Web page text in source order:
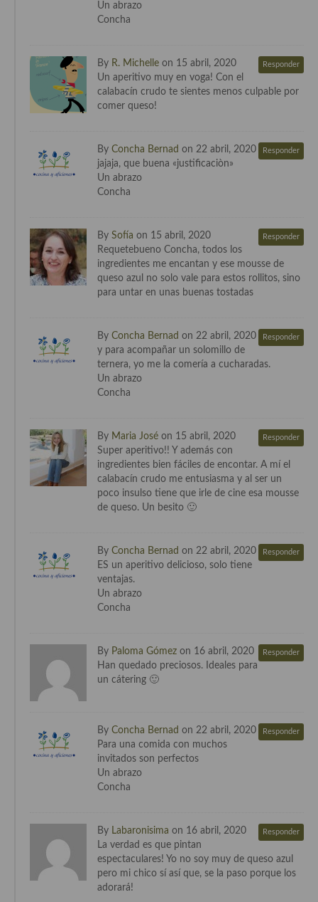
Cocina portuguesa
Cocina Sueca
Cocina Suiza
Un abrazo
Concha
By R. Michelle on 15 abril, 2020 Responder
Un aperitivo muy en voga! Con el
calabacín crudo te sientes menos culpable por
comer queso!
By Concha Bernad on 22 abril, 2020 Responder
jajaja, que buena «justificaciòn»
Un abrazo
Concha
By Sofía on 15 abril, 2020 Responder
Requetebueno Concha, todos los
ingredientes me encantan y ese mousse de
queso azul no solo vale para estos rollitos, sino
para untar en unas buenas tostadas
By Concha Bernad on 22 abril, 2020 Responder
y para acompañar un solomillo de
ternera, yo me la comería a cucharadas.
Un abrazo
Concha
By Maria José on 15 abril, 2020 Responder
Super aperitivo!! Y además con
ingredientes bien fáciles de encontar. A mí el
calabacín crudo me entusiasma y al ser un
poco insulso tiene que irle de cine esa mousse
de queso. Un besito 🙂
By Concha Bernad on 22 abril, 2020 Responder
ES un aperitivo delicioso, solo tiene
ventajas.
Un abrazo
Concha
By Paloma Gómez on 16 abril, 2020 Responder
Han quedado preciosos. Ideales para
un cátering 🙂
By Concha Bernad on 22 abril, 2020 Responder
Para una comida con muchos
invitados son perfectos
Un abrazo
Concha
By Labaronisima on 16 abril, 2020 Responder
La verdad es que pintan
espectaculares! Yo no soy muy de queso azul
pero mi chico sí así que, se la paso porque los
adorará!